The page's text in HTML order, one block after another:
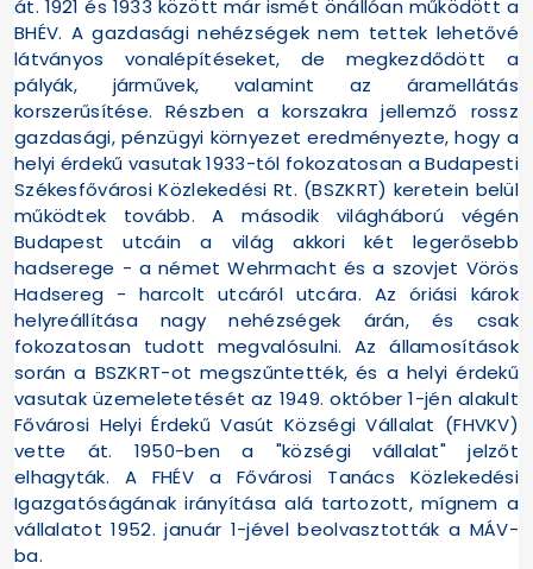
át. 1921 és 1933 között már ismét önállóan működött a
BHÉV. A gazdasági nehézségek nem tettek lehetővé
látványos vonalépítéseket, de megkezdődött a
pályák, járművek, valamint az áramellátás
korszerűsítése. Részben a korszakra jellemző rossz
gazdasági, pénzügyi környezet eredményezte, hogy a
helyi érdekű vasutak 1933-tól fokozatosan a Budapesti
Székesfővárosi Közlekedési Rt. (BSZKRT) keretein belül
működtek tovább. A második világháború végén
Budapest utcáin a világ akkori két legerősebb
hadserege - a német Wehrmacht és a szovjet Vörös
Hadsereg - harcolt utcáról utcára. Az óriási károk
helyreállítása nagy nehézségek árán, és csak
fokozatosan tudott megvalósulni. Az államosítások
során a BSZKRT-ot megszűntették, és a helyi érdekű
vasutak üzemeletetését az 1949. október 1-jén alakult
Fővárosi Helyi Érdekű Vasút Községi Vállalat (FHVKV)
vette át. 1950-ben a "községi vállalat" jelzőt
elhagyták. A FHÉV a Fővárosi Tanács Közlekedési
Igazgatóságának irányítása alá tartozott, mígnem a
vállalatot 1952. január 1-jével beolvasztották a MÁV-
ba.